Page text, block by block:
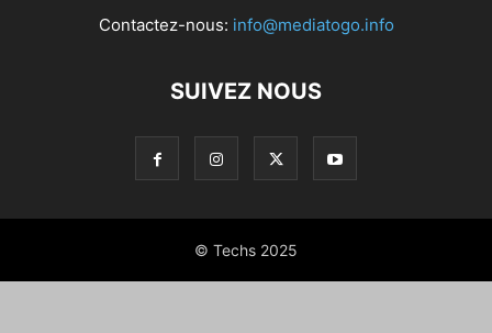
Contactez-nous: info@mediatogo.info
SUIVEZ NOUS
© Techs 2025